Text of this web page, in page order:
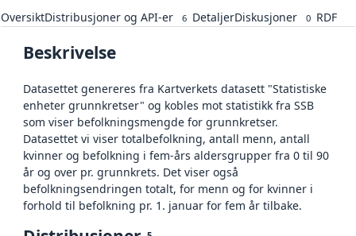
OversiktDistribusjoner og API-er 6 DetaljerDiskusjoner 0 RDF
Beskrivelse
Datasettet genereres fra Kartverkets datasett "Statistiske
enheter grunnkretser" og kobles mot statistikk fra SSB
som viser befolkningsmengde for grunnkretser.
Datasettet vi viser totalbefolkning, antall menn, antall
kvinner og befolkning i fem-års aldersgrupper fra 0 til 90
år og over pr. grunnkrets. Det viser også
befolkningsendringen totalt, for menn og for kvinner i
forhold til befolkning pr. 1. januar for fem år tilbake.